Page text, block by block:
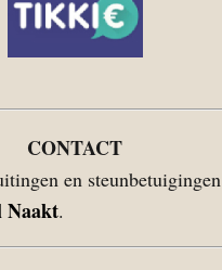
CONTACT
en steunbetuigingen
Naakt.